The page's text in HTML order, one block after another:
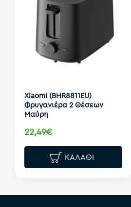
Xiaomi (BHR8811EU)
Φρυγανιέρα 2 Θέσεων
Μαύρη
22,49€
ΚΑΛΆΘΙ